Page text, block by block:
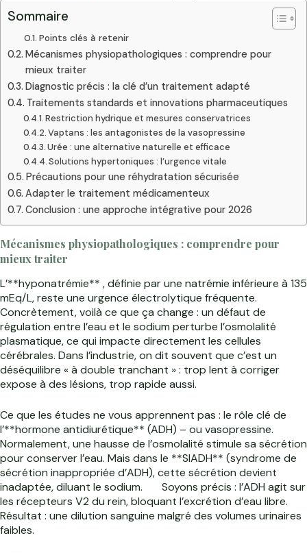
Sommaire
Points clés à retenir
Mécanismes physiopathologiques : comprendre pour
mieux traiter
Diagnostic précis : la clé d’un traitement adapté
Traitements standards et innovations pharmaceutiques
Restriction hydrique et mesures conservatrices
Vaptans : les antagonistes de la vasopressine
Urée : une alternative naturelle et efficace
Solutions hypertoniques : l’urgence vitale
Précautions pour une réhydratation sécurisée
Adapter le traitement médicamenteux
Conclusion : une approche intégrative pour 2026
Mécanismes physiopathologiques : comprendre pour
mieux traiter
L’**hyponatrémie** , définie par une natrémie inférieure à 135
mEq/L, reste une urgence électrolytique fréquente.
Concrètement, voilà ce que ça change : un défaut de
régulation entre l’eau et le sodium perturbe l’osmolalité
plasmatique, ce qui impacte directement les cellules
cérébrales. Dans l’industrie, on dit souvent que c’est un
déséquilibre « à double tranchant » : trop lent à corriger
expose à des lésions, trop rapide aussi.
Ce que les études ne vous apprennent pas : le rôle clé de
l’**hormone antidiurétique** (ADH) – ou vasopressine.
Normalement, une hausse de l’osmolalité stimule sa sécrétion
pour conserver l’eau. Mais dans le **SIADH** (syndrome de
sécrétion inappropriée d’ADH), cette sécrétion devient
inadaptée, diluant le sodium.
Soyons précis : l’ADH agit sur
les récepteurs V2 du rein, bloquant l’excrétion d’eau libre.
Résultat : une dilution sanguine malgré des volumes urinaires
faibles.